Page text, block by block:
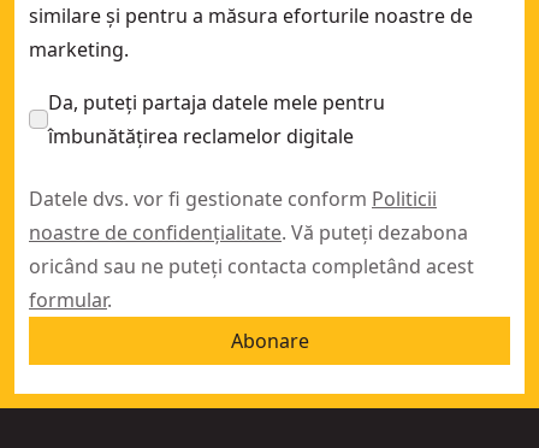
similare și pentru a măsura eforturile noastre de
marketing.
Da, puteți partaja datele mele pentru
îmbunătățirea reclamelor digitale
Datele dvs. vor fi gestionate conform Politicii
noastre de confidențialitate. Vă puteți dezabona
oricând sau ne puteți contacta completând acest
formular.
Abonare